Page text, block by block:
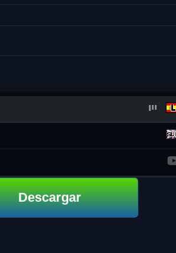
Descargar